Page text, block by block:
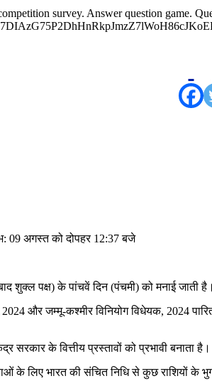
survey. Answer question game.
09 अगस्त को दोपहर 12:37 बजे
शुक्ल पक्ष) के पांचवें दिन (पंचमी) को मनाई जाती है।
और जम्मू-कश्मीर विनियोग विधेयक, 2024
सरकार के वित्तीय प्रस्तावों को प्रभावी बनाता है।
के लिए भारत की संचित निधि से कुछ राशियों